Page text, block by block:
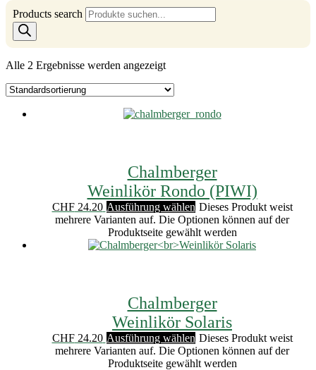
Products search
Alle 2 Ergebnisse werden angezeigt
Chalmberger
Weinlikör Rondo (PIWI)
CHF24.20 Ausführung wählen Dieses Produkt weist
mehrere Varianten auf. Die Optionen können auf der
Produktseite gewählt werden
Chalmberger
Weinlikör Solaris
CHF24.20 Ausführung wählen Dieses Produkt weist
mehrere Varianten auf. Die Optionen können auf der
Produktseite gewählt werden